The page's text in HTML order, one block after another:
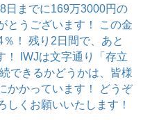
日までに169万3000円の
とうございます！ この金
！ 残り2日間で、あと
！ IWJは文字通り「存立
できるかどうかは、皆様
かかっています！ どうぞ
しくお願いいたします！